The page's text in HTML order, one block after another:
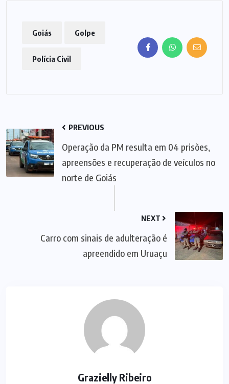
Goiás Golpe
Polícia Civil
PREVIOUS
Operação da PM resulta em 04 prisões,
apreensões e recuperação de veículos no
norte de Goiás
NEXT
Carro com sinais de adulteração é
apreendido em Uruaçu
Grazielly Ribeiro